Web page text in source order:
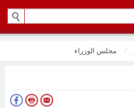
مجلس الوزراء